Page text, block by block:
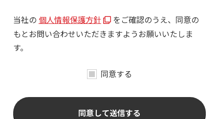
当社の 個人情報保護方針
をご確認のうえ、同意の
もとお問い合わせいただきますようお願いいたしま
す。
同意する
同意して送信する